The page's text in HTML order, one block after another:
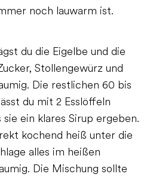
noch lauwarm ist.
du die Eigelbe und die
Stollengewürz und
Die restlichen 60 bis
du mit 2 Esslöffeln
ein klares Sirup ergeben.
kochend heiß unter die
alles im heißen
Die Mischung sollte